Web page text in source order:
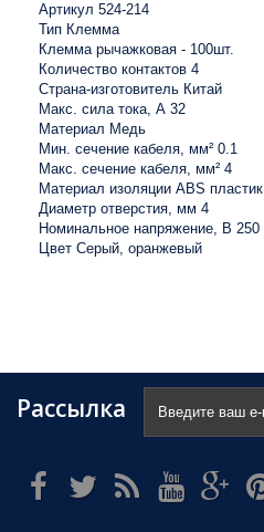
Артикул 524-214
Тип Клемма
Клемма рычажковая - 100шт.
Количество контактов 4
Страна-изготовитель Китай
Макс. сила тока, А 32
Материал Медь
Мин. сечение кабеля, мм² 0.1
Макс. сечение кабеля, мм² 4
Материал изоляции ABS пластик
Диаметр отверстия, мм 4
Номинальное напряжение, В 250
Цвет Серый, оранжевый
Рассылка